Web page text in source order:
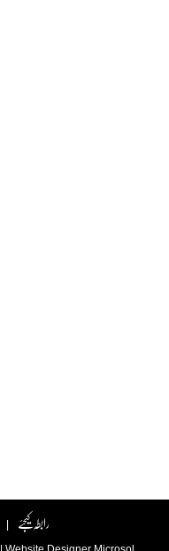
رابطہ کیجئے